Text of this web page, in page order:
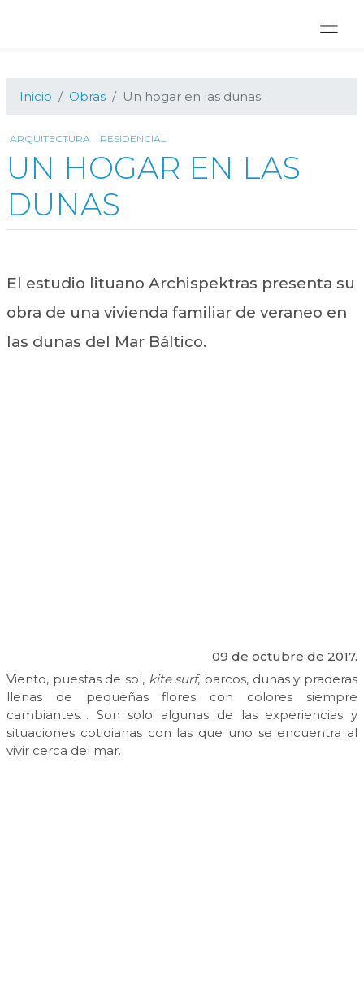
Inicio
Obras Un hogar en las dunas
ARQUITECTURA RESIDENCIAL
UN HOGAR EN LAS
DUNAS
El estudio lituano Archispektras presenta su
obra de una vivienda familiar de veraneo en
las dunas del Mar Báltico.
09 de octubre de 2017.
Viento, puestas de sol, kite surf, barcos, dunas y praderas
llenas de pequeñas flores con colores siempre
cambiantes… Son solo algunas de las experiencias y
situaciones cotidianas con las que uno se encuentra al
vivir cerca del mar.